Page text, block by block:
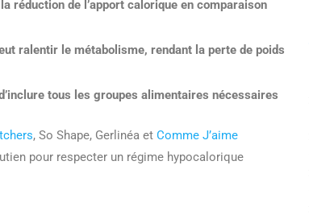
réduction de l’apport calorique en comparaison
ralentir le métabolisme, rendant la perte de poids
tous les groupes alimentaires nécessaires
, So Shape, Gerlinéa et Comme J’aime
pour respecter un régime hypocalorique